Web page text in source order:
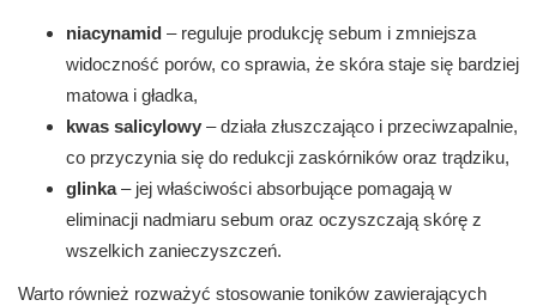
niacynamid – reguluje produkcję sebum i zmniejsza
widoczność porów, co sprawia, że skóra staje się bardziej
matowa i gładka,
kwas salicylowy – działa złuszczająco i przeciwzapalnie,
co przyczynia się do redukcji zaskórników oraz trądziku,
glinka– jej właściwości absorbujące pomagają w
eliminacji nadmiaru sebum oraz oczyszczają skórę z
wszelkich zanieczyszczeń.
Warto również rozważyć stosowanie toników zawierających